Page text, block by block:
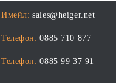
Имейл: sales@heiger.net
Телефон: 0885 710 877
Телефон: 0885 99 37 91